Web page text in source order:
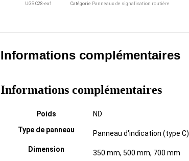
UGS C28-ex1 Catégorie Panneaux de signalisation routière
Informations complémentaires
Informations complémentaires
Poids
ND
Type de panneau
Panneau d'indication (type C)
Dimension
350 mm, 500 mm, 700 mm